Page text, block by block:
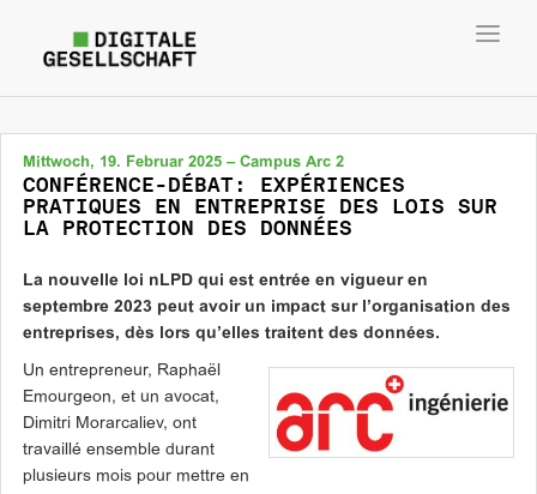
Mittwoch, 19. Februar 2025 – Campus Arc 2
CONFÉRENCE-DÉBAT: EXPÉRIENCES
PRATIQUES EN ENTREPRISE DES LOIS SUR
LA PROTECTION DES DONNÉES
La nouvelle loi nLPD qui est entrée en vigueur en
septembre 2023 peut avoir un impact sur l’organisation des
entreprises, dès lors qu’elles traitent des données.
Un entrepreneur, Raphaël
Emourgeon, et un avocat,
Dimitri Morarcaliev, ont
travaillé ensemble durant
plusieurs mois pour mettre en